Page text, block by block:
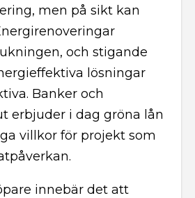
men på sikt kan
och stigande
lösningar
Banker och
erbjuder i dag gröna lån
villkor för projekt som
innebär det att